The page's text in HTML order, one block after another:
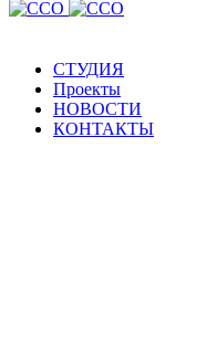
Компания создана и
СТУДИЯ
Проекты
НОВОСТИ
КОНТАКТЫ